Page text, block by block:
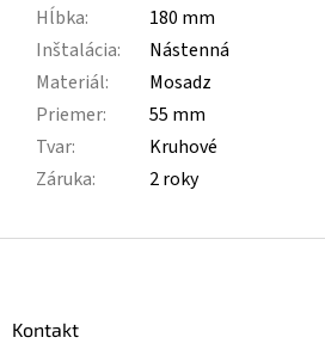
Hĺbka:
180 mm
Inštalácia:
Nástenná
Materiál:
Mosadz
Priemer:
55 mm
Tvar:
Kruhové
Záruka: 2 roky
Kontakt